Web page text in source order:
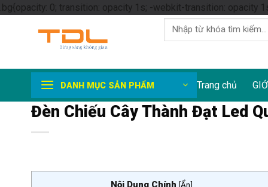
.bg{opacity: 0; transition: opacity 1s; -webkit-transition: opacity
Tìm
kiếm:
DANH MỤC SẢN PHẨM Trang chủ
Đèn Chiếu Cây Thành Đạt Led
Nội Dung Chính [Ẩn]